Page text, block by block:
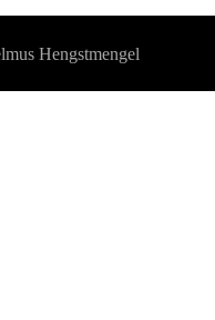
Hengstmengel